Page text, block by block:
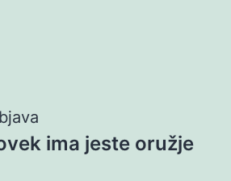
ima jeste oružje